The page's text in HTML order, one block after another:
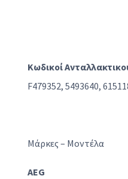
Κωδικοί
F479352, 5493640,
Μάρκες – Μοντέλα
AEG